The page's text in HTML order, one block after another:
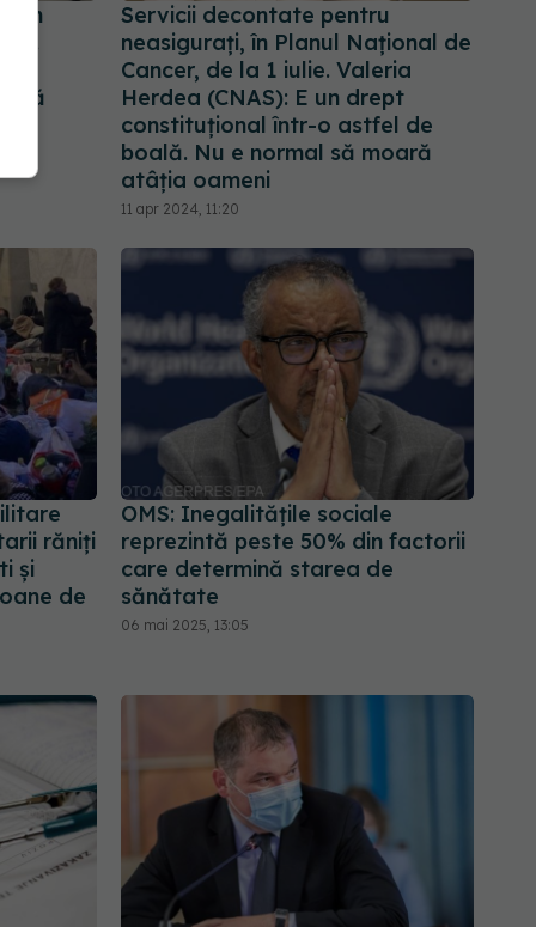
vă
Servicii decontate pentru
neasiguraţi, în Planul Naţional de
Cancer, de la 1 iulie. Valeria
Herdea (CNAS): E un drept
constituţional într-o astfel de
boală. Nu e normal să moară
atâţia oameni
11 apr 2024, 11:20
răniți
și
de
OMS: Inegalităţile sociale
reprezintă peste 50% din factorii
care determină starea de
sănătate
06 mai 2025, 13:05